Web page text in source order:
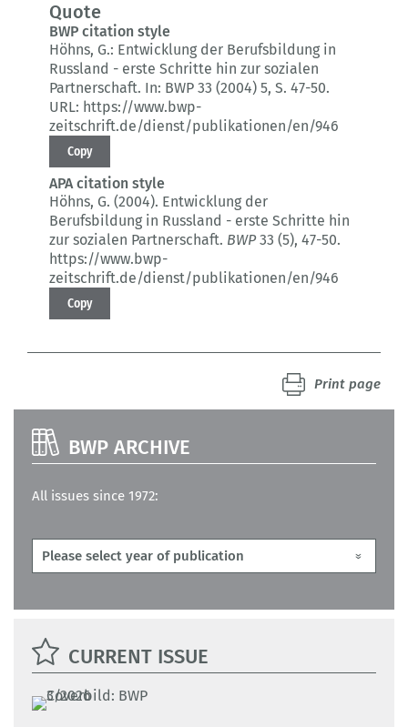
Quote
BWP citation style
Höhns, G.: Entwicklung der Berufsbildung in
Russland - erste Schritte hin zur sozialen
Partnerschaft. In: BWP 33 (2004) 5, S. 47-50.
URL: https://www.bwp-
zeitschrift.de/dienst/publikationen/en/946
Copy
APA citation style
Höhns, G. (2004). Entwicklung der
Berufsbildung in Russland - erste Schritte hin
zur sozialen Partnerschaft. BWP33 (5), 47-50.
https://www.bwp-
zeitschrift.de/dienst/publikationen/en/946
Copy
Print page
BWP ARCHIVE
All issues since 1972:
CURRENT ISSUE